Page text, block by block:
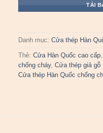
TẢI
Danh mục:Cửa thép Hàn
Thẻ:Cửa Hàn Quốc cao cấp
chống cháy,Cửa thép giả gỗ
Cửa thép Hàn Quốc chống